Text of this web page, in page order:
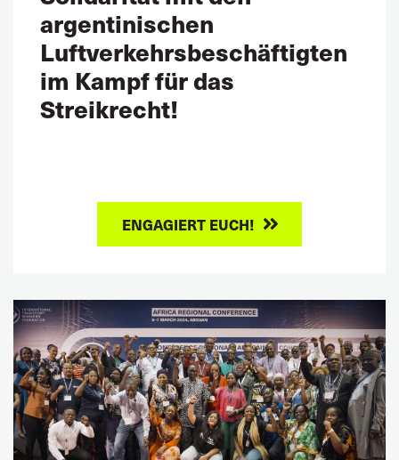
argentinischen
Luftverkehrsbeschäftigten
im Kampf für das
Streikrecht!
ENGAGIERT EUCH!